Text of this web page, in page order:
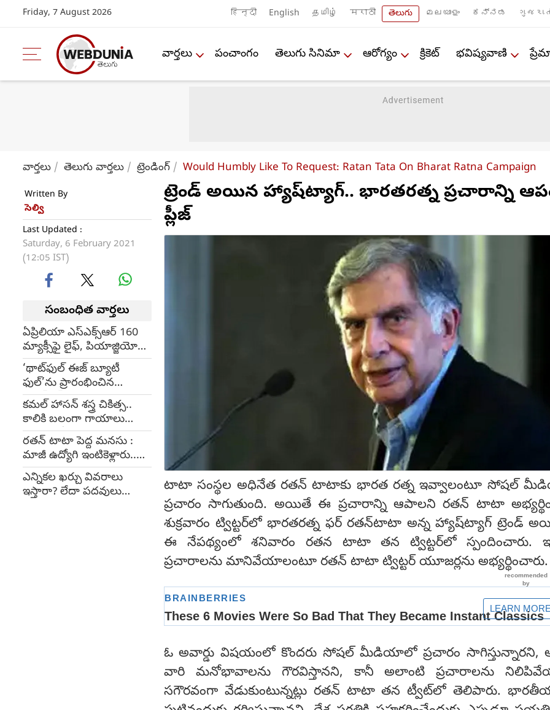
Friday, 7 August 2026 हिन्दी English தமிழ் मराठी తెలుగు മലയാളം ಕನ್ನಡ
వార్తలు పంచాంగం తెలుగు సినిమా ఆరోగ్యం క్రికెట్ భవిష్యవాణి
వార్తలు తెలుగు వార్తలు ట్రెండింగ్ Would Humbly Like To Request: Ratan Tata On Bharat Ratna Campaign
Written By
సెల్వి
Last Updated :
Saturday, 6 February 2021
(12:05 IST)
సంబంధిత వార్తలు
ఏప్రిలియా ఎస్‌ఎక్స్‌ఆర్‌ 160
మ్యాక్సీఫై లైఫ్‌, పియాజ్జియో
ప్రచార ప్రకటన
‘థాట్‌ఫుల్‌ ఈజ్‌ బ్యూటీ
ఫుల్‌’ను ప్రారంభించిన
హింద్‌వేర్‌
కమల్ హాసన్ శ‌స్త్ర చికిత్స..
కాలికి బ‌లంగా గాయాలు
కావడంతో..?
రతన్ టాటా పెద్ద మనసు :
మాజీ ఉద్యోగి ఇంటికెళ్లారు..
ఎందుకంటే...
ఎన్నికల ఖర్చు వివరాలు
ఇస్తారా? లేదా పదవులు
ట్రెండ్ అయిన హ్యాష్‌ట్యాగ్.. భారతరత్న ప్రచారాన్ని
ప్లీజ్
టాటా సంస్థల అధినేత రతన్ టాటాకు భారత రత్న ఇవ్వాలంటూ సోషల్
ప్రచారం సాగుతుంది. అయితే ఈ ప్రచారాన్ని ఆపాలని రతన్ టాటా
శుక్రవారం ట్విట్టర్‌లో భారతరత్న ఫర్ రతన్‌టాటా అన్న హ్యాష్‌ట్యాగ్ ట్రెండ్
ఈ నేపథ్యంలో శనివారం రతన టాటా తన ట్విట్టర్‌లో స్పందించారు.
ప్రచారాలను మానివేయాలంటూ రతన్ టాటా ట్విట్టర్ యూజర్లను అభ్యర్థించారు.
ఓ అవార్డు విషయంలో కొందరు సోషల్ మీడియాలో ప్రచారం
వారి మనోభావాలను గౌరవిస్తానని, కానీ అలాంటి ప్రచారాలను
సగౌరవంగా వేడుకుంటున్నట్లు రతన్ టాటా తన ట్వీట్‌లో తెలిపారు.